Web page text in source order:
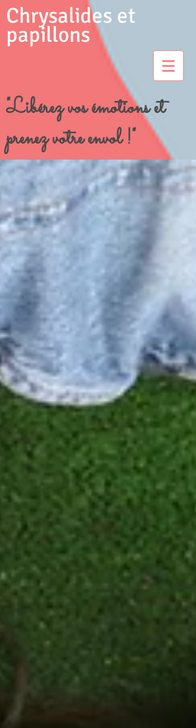
Chrysalides et
papillons
"Libérez vos émotions et
prenez votre envol !"